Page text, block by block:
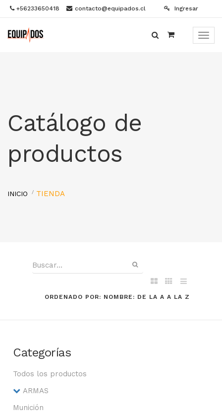
+56233650418 contacto@equipados.cl Ingresar
Menú
Catálogo de
productos
INICIO TIENDA
ORDENADO POR: NOMBRE: DE LA A A LA Z
Categorías
Todos los productos
ARMAS
Munición